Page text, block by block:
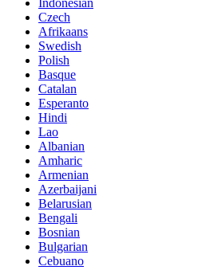
Czech
Afrikaans
Swedish
Polish
Basque
Catalan
Esperanto
Hindi
Lao
Albanian
Amharic
Armenian
Azerbaijani
Belarusian
Bengali
Bosnian
Bulgarian
Cebuano